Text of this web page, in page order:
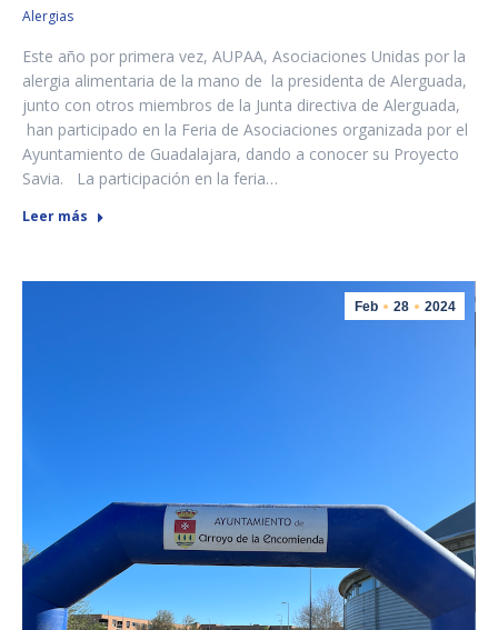
Alergias
Este año por primera vez, AUPAA, Asociaciones Unidas por la
alergia alimentaria de la mano de la presidenta de Alerguada,
junto con otros miembros de la Junta directiva de Alerguada,
han participado en la Feria de Asociaciones organizada por el
Ayuntamiento de Guadalajara, dando a conocer su Proyecto
Savia. La participación en la feria…
Leer más
Feb 28 2024